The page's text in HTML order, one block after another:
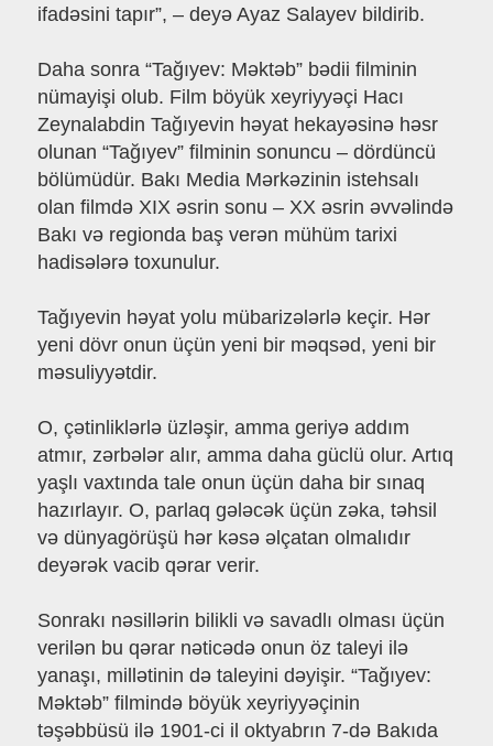
ifadəsini tapır”, – deyə Ayaz Salayev bildirib.
Daha sonra “Tağıyev: Məktəb” bədii filminin
nümayişi olub. Film böyük xeyriyyəçi Hacı
Zeynalabdin Tağıyevin həyat hekayəsinə həsr
olunan “Tağıyev” filminin sonuncu – dördüncü
bölümüdür. Bakı Media Mərkəzinin istehsalı
olan filmdə XIX əsrin sonu – XX əsrin əvvəlində
Bakı və regionda baş verən mühüm tarixi
hadisələrə toxunulur.
Tağıyevin həyat yolu mübarizələrlə keçir. Hər
yeni dövr onun üçün yeni bir məqsəd, yeni bir
məsuliyyətdir.
O, çətinliklərlə üzləşir, amma geriyə addım
atmır, zərbələr alır, amma daha güclü olur. Artıq
yaşlı vaxtında tale onun üçün daha bir sınaq
hazırlayır. O, parlaq gələcək üçün zəka, təhsil
və dünyagörüşü hər kəsə əlçatan olmalıdır
deyərək vacib qərar verir.
Sonrakı nəsillərin bilikli və savadlı olması üçün
verilən bu qərar nəticədə onun öz taleyi ilə
yanaşı, millətinin də taleyini dəyişir. “Tağıyev:
Məktəb” filmində böyük xeyriyyəçinin
təşəbbüsü ilə 1901-ci il oktyabrın 7-də Bakıda